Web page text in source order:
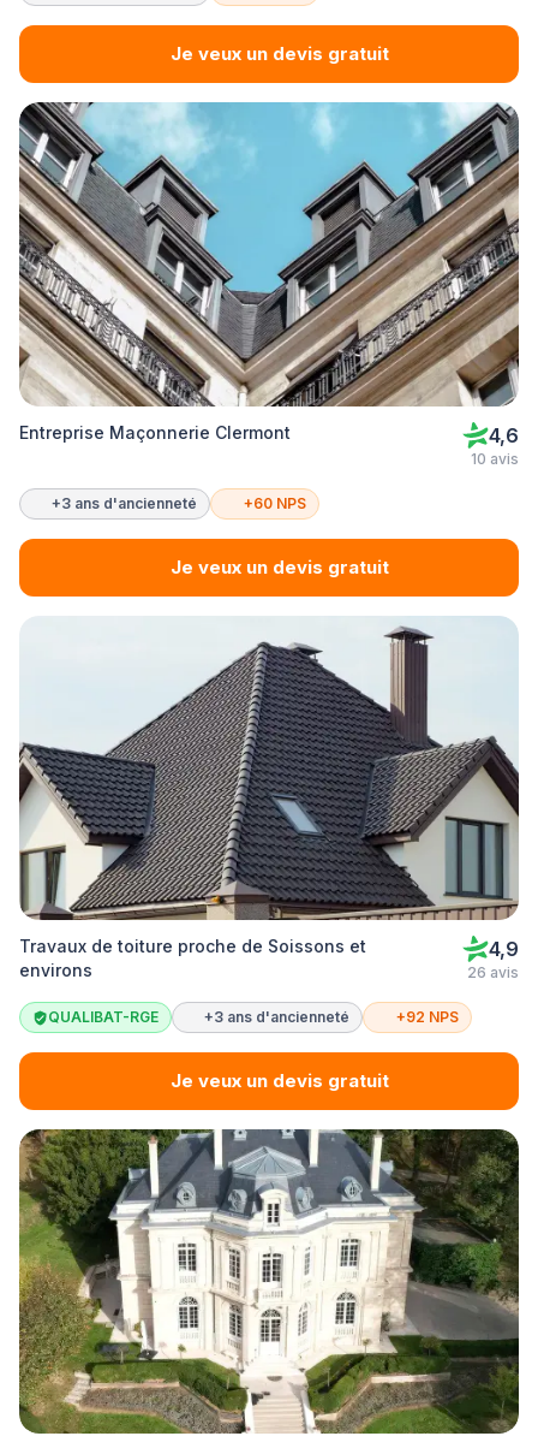
Je veux un devis gratuit
Entreprise Maçonnerie Clermont 4,6
10 avis
+3 ans d'ancienneté +60 NPS
Je veux un devis gratuit
Travaux de toiture proche de Soissons et
environs
4,9
26 avis
QUALIBAT-RGE +3 ans d'ancienneté +92 NPS
Je veux un devis gratuit